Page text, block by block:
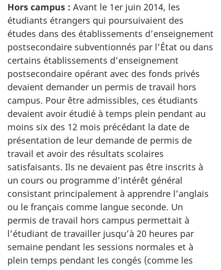
Hors campus : Avant le 1er juin 2014, les
étudiants étrangers qui poursuivaient des
études dans des établissements d’enseignement
postsecondaire subventionnés par l’État ou dans
certains établissements d’enseignement
postsecondaire opérant avec des fonds privés
devaient demander un permis de travail hors
campus. Pour être admissibles, ces étudiants
devaient avoir étudié à temps plein pendant au
moins six des 12 mois précédant la date de
présentation de leur demande de permis de
travail et avoir des résultats scolaires
satisfaisants. Ils ne devaient pas être inscrits à
un cours ou programme d’intérêt général
consistant principalement à apprendre l’anglais
ou le français comme langue seconde. Un
permis de travail hors campus permettait à
l’étudiant de travailler jusqu’à 20 heures par
semaine pendant les sessions normales et à
plein temps pendant les congés (comme les